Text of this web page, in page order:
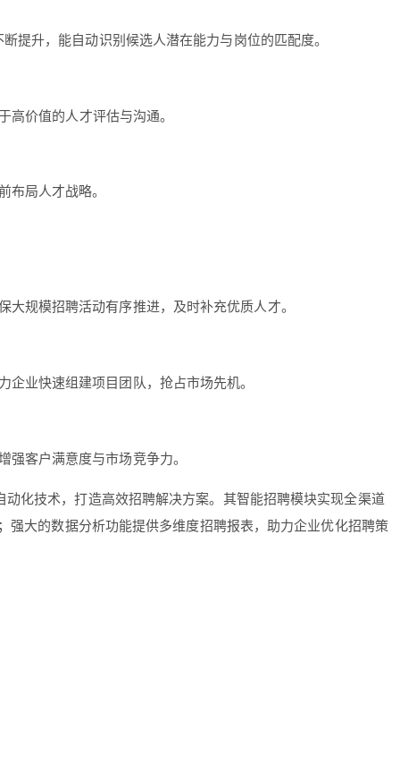
提升，能自动识别候选人潜在能力与岗位的匹配度。
高价值的人才评估与沟通。
布局人才战略。
规模招聘活动有序推进，及时补充优质人才。
业快速组建项目团队，抢占市场先机。
客户满意度与市场竞争力。
动化技术，打造高效招聘解决方案。其智能招聘模块实现全渠道
大的数据分析功能提供多维度招聘报表，助力企业优化招聘策